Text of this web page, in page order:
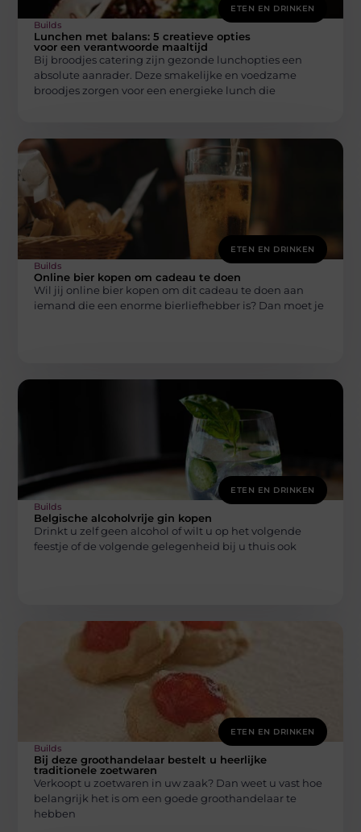
ETEN EN DRINKEN
Builds
Lunchen met balans: 5 creatieve opties
voor een verantwoorde maaltijd
Bij broodjes catering zijn gezonde lunchopties een
absolute aanrader. Deze smakelijke en voedzame
broodjes zorgen voor een energieke lunch die
ETEN EN DRINKEN
Builds
Online bier kopen om cadeau te doen
Wil jij online bier kopen om dit cadeau te doen aan
iemand die een enorme bierliefhebber is? Dan moet je
ETEN EN DRINKEN
Builds
Belgische alcoholvrije gin kopen
Drinkt u zelf geen alcohol of wilt u op het volgende
feestje of de volgende gelegenheid bij u thuis ook
ETEN EN DRINKEN
Builds
Bij deze groothandelaar bestelt u heerlijke
traditionele zoetwaren
Verkoopt u zoetwaren in uw zaak? Dan weet u vast hoe
belangrijk het is om een goede groothandelaar te
hebben